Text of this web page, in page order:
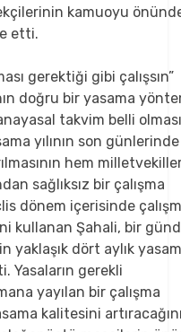
kamuoyu
etti.
gerektiği gibi çalışsın”
doğru bir yasama
takvim belli
yılının son günlerinde
hem
sağlıksız bir çalışma
dönem içerisinde
kullanan Şahali, bir
yaklaşık dört aylık
Yasaların gerekli
yayılan bir çalışma
kalitesini